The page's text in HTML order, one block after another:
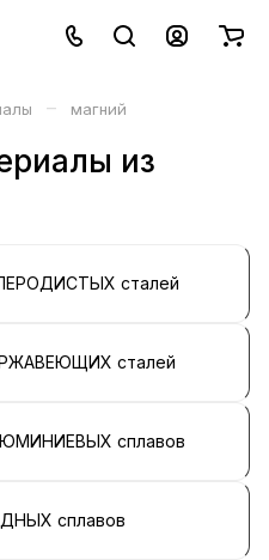
– магний
из
сталей
сталей
сплавов
сплавов